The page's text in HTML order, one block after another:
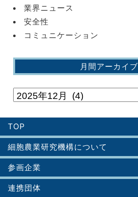
業界ニュース
安全性
コミュニケーション
月間アーカイブ
TOP
細胞農業研究機構について
参画企業
連携団体